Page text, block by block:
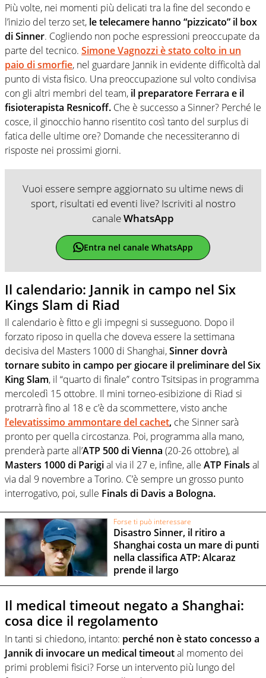
Più volte, nei momenti più delicati tra la fine del secondo e
l’inizio del terzo set, le telecamere hanno “pizzicato” il box
di Sinner. Cogliendo non poche espressioni preoccupate da
parte del tecnico. Simone Vagnozzi è stato colto in un
paio di smorfie, nel guardare Jannik in evidente difficoltà dal
punto di vista fisico. Una preoccupazione sul volto condivisa
con gli altri membri del team, il preparatore Ferrara e il
fisioterapista Resnicoff. Che è successo a Sinner? Perché le
cosce, il ginocchio hanno risentito così tanto del surplus di
fatica delle ultime ore? Domande che necessiteranno di
risposte nei prossimi giorni.
Vuoi essere sempre aggiornato su ultime news di
sport, risultati ed eventi live? Iscriviti al nostro
canaleWhatsApp
Entra nel canale WhatsApp
Il calendario: Jannik in campo nel Six
Kings Slam di Riad
Il calendario è fitto e gli impegni si susseguono. Dopo il
forzato riposo in quella che doveva essere la settimana
decisiva del Masters 1000 di Shanghai,Sinner dovrà
tornare subito in campo per giocare il preliminare del Six
King Slam, il “quarto di finale” contro Tsitsipas in programma
mercoledì 15 ottobre. Il mini torneo-esibizione di Riad si
protrarrà fino al 18 e c’è da scommettere, visto anche
l’elevatissimo ammontare del cachet, che Sinner sarà
pronto per quella circostanza. Poi, programma alla mano,
prenderà parte all’ATP 500 di Vienna (20-26 ottobre), al
Masters 1000 di Parigial via il 27 e, infine, alle ATP Finals al
via dal 9 novembre a Torino. C’è sempre un grosso punto
interrogativo, poi, sulle Finals di Davis a Bologna.
Forse ti può interessare
Disastro Sinner, il ritiro a
Shanghai costa un mare di punti
nella classifica ATP: Alcaraz
prende il largo
Il medical timeout negato a Shanghai:
cosa dice il regolamento
In tanti si chiedono, intanto: perché non è stato concesso a
Jannik di invocare un medical timeoutal momento dei
primi problemi fisici? Forse un intervento più lungo del